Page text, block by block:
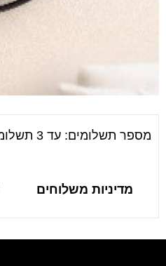
מספר תשלומים: עד 3 תשלומים בכרטיס אשראי
מדיניות משלוחים